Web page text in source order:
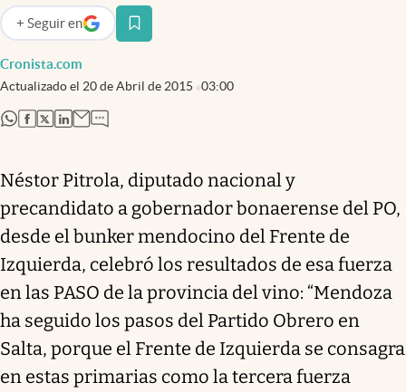
Cronista.com
Actualizado el 20 de Abril de 2015 03:00
+ Seguir en
abre en nueva pestaña
abre en nueva pestaña
abre en nueva pestaña
abre en nueva pestaña
abre en nueva pestaña
Néstor Pitrola, diputado nacional y
precandidato a gobernador bonaerense del PO,
desde el bunker mendocino del Frente de
Izquierda, celebró los resultados de esa fuerza
en las PASO de la provincia del vino: “Mendoza
ha seguido los pasos del Partido Obrero en
Salta, porque el Frente de Izquierda se consagra
en estas primarias como la tercera fuerza